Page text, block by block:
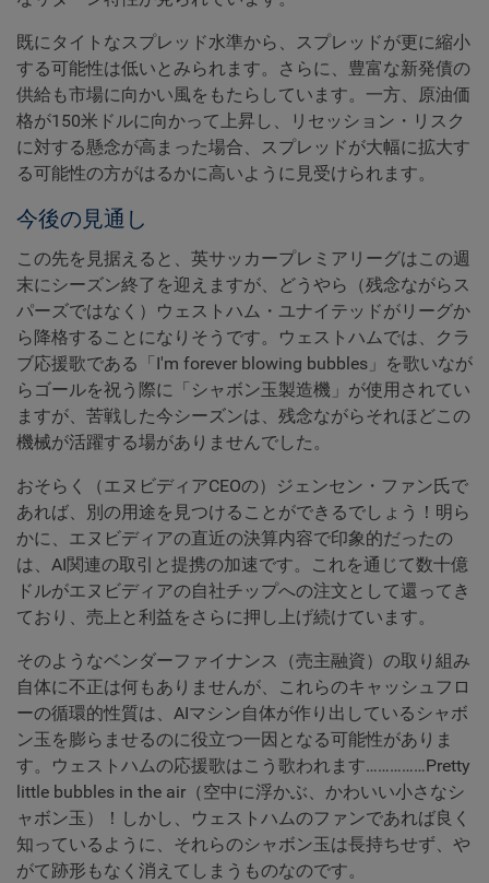
既にタイトなスプレッド水準から、スプレッドが更に縮小
する可能性は低いとみられます。さらに、豊富な新発債の
供給も市場に向かい風をもたらしています。一方、原油価
格が150米ドルに向かって上昇し、リセッション・リスク
に対する懸念が高まった場合、スプレッドが大幅に拡大す
る可能性の方がはるかに高いように見受けられます。
今後の見通し
この先を見据えると、英サッカープレミアリーグはこの週
末にシーズン終了を迎えますが、どうやら（残念ながらス
パーズではなく）ウェストハム・ユナイテッドがリーグか
ら降格することになりそうです。ウェストハムでは、クラ
ブ応援歌である「I'm forever blowing bubbles」を歌いなが
らゴールを祝う際に「シャボン玉製造機」が使用されてい
ますが、苦戦した今シーズンは、残念ながらそれほどこの
機械が活躍する場がありませんでした。
おそらく（エヌビディアCEOの）ジェンセン・ファン氏で
あれば、別の用途を見つけることができるでしょう！明ら
かに、エヌビディアの直近の決算内容で印象的だったの
は、AI関連の取引と提携の加速です。これを通じて数十億
ドルがエヌビディアの自社チップへの注文として還ってき
ており、売上と利益をさらに押し上げ続けています。
そのようなベンダーファイナンス（売主融資）の取り組み
自体に不正は何もありませんが、これらのキャッシュフロ
ーの循環的性質は、AIマシン自体が作り出しているシャボ
ン玉を膨らませるのに役立つ一因となる可能性がありま
す。ウェストハムの応援歌はこう歌われます……………Pretty
little bubbles in the air（空中に浮かぶ、かわいい小さなシ
ャボン玉）！しかし、ウェストハムのファンであれば良く
知っているように、それらのシャボン玉は長持ちせず、や
がて跡形もなく消えてしまうものなのです。